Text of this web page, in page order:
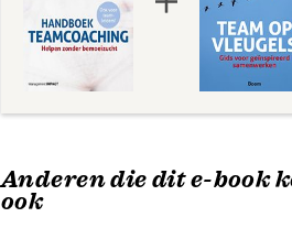
Anderen die dit e-book
ook